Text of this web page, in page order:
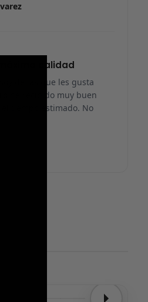
calidad
de las que les gusta
he recibido muy buen
el tiempo estimado. No